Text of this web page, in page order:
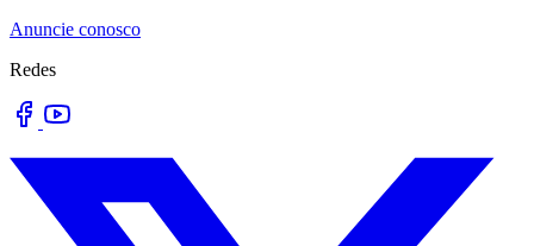
Anuncie conosco
Redes